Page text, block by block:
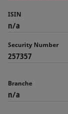
ISIN
n/a
Security Number
257357
Branche
n/a